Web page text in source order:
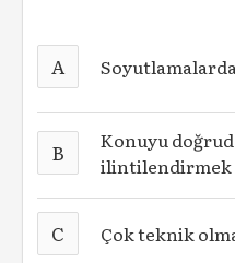
A
B
Konuyu
ilintilendirmek
C Çok teknik